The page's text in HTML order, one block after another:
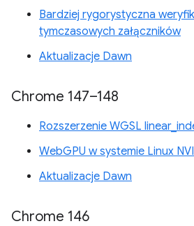
Bardziej rygorystyczna
tymczasowych załączników
Aktualizacje Dawn
Chrome 147–148
Rozszerzenie WGSL
WebGPU w systemie Linux
Aktualizacje Dawn
Chrome 146